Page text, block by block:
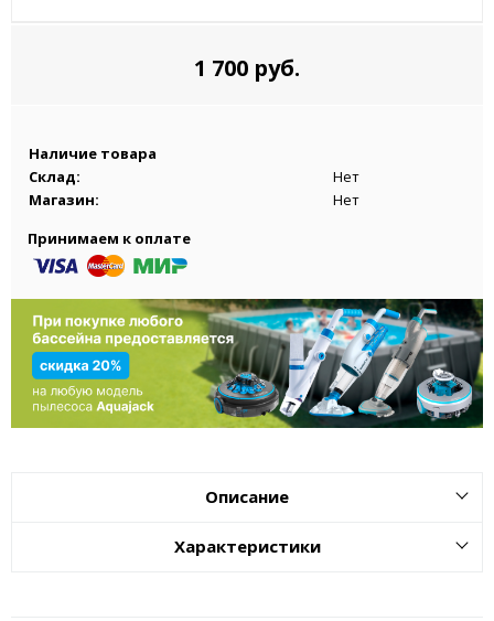
1 700 руб.
Наличие товара
Склад:
Нет
Магазин:
Нет
Принимаем к оплате
Описание
Характеристики